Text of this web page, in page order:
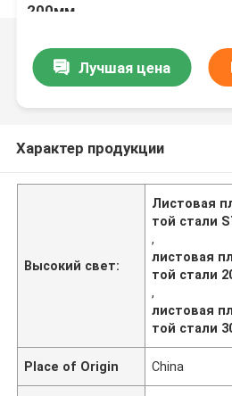
200мм
Лучшая цена
Характер продукции
Высокий свет:
Листовая
той стали
,
листовая
той стали
,
листовая
той стали
Place of Origin China